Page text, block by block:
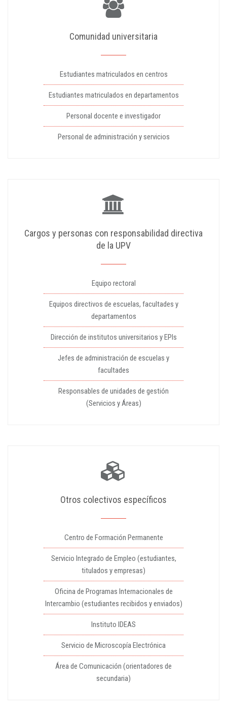
Comunidad universitaria
Estudiantes matriculados en centros
Estudiantes matriculados en departamentos
Personal docente e investigador
Personal de administración y servicios
Cargos y personas con responsabilidad directiva
de la UPV
Equipo rectoral
Equipos directivos de escuelas, facultades y
departamentos
Dirección de institutos universitarios y EPIs
Jefes de administración de escuelas y
facultades
Responsables de unidades de gestión
(Servicios y Áreas)
Otros colectivos específicos
Centro de Formación Permanente
Servicio Integrado de Empleo (estudiantes,
titulados y empresas)
Oficina de Programas Internacionales de
Intercambio (estudiantes recibidos y enviados)
Instituto IDEAS
Servicio de Microscopía Electrónica
Área de Comunicación (orientadores de
secundaria)